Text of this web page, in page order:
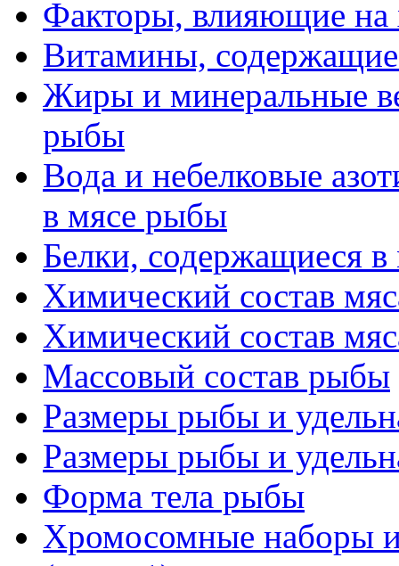
Факторы, влияющие на
Витамины,
Жиры и минеральные
рыбы
Вода и небелковые
в мясе рыбы
Белки, содержащиеся
Химический состав
Химический состав
Массовый состав рыбы
Размеры рыбы и
Размеры рыбы и
Форма тела рыбы
Хромосомные наборы и